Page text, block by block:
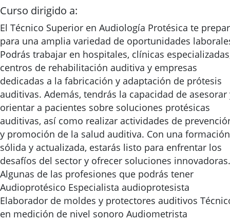
Curso dirigido a:
El Técnico Superior en Audiología Protésica te
para una amplia variedad de oportunidades
Podrás trabajar en hospitales, clínicas
centros de rehabilitación auditiva y empresas
dedicadas a la fabricación y adaptación de prótesis
auditivas. Además, tendrás la capacidad de asesorar
orientar a pacientes sobre soluciones protésicas
auditivas, así como realizar actividades de
y promoción de la salud auditiva. Con una formación
sólida y actualizada, estarás listo para enfrentar los
desafíos del sector y ofrecer soluciones innovadoras.
Algunas de las profesiones que podrás tener
Audioprotésico Especialista audioprotesista
Elaborador de moldes y protectores auditivos
en medición de nivel sonoro Audiometrista